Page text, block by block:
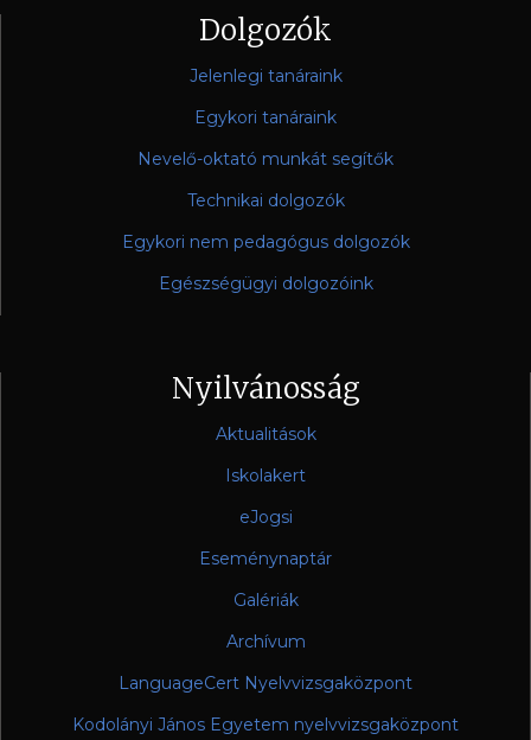
Dolgozók
Jelenlegi tanáraink
Egykori tanáraink
Nevelő-oktató munkát segítők
Technikai dolgozók
Egykori nem pedagógus dolgozók
Egészségügyi dolgozóink
Nyilvánosság
Aktualitások
Iskolakert
eJogsi
Eseménynaptár
Galériák
Archívum
LanguageCert Nyelvvizsgaközpont
Kodolányi János Egyetem nyelvvizsgaközpont